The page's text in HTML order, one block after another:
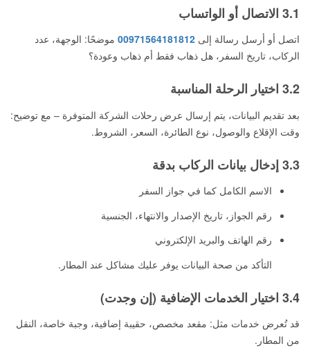
3.1 الاتصال أو الواتساب
اتصل أو أرسل رسالة إلى 00971564181812 موضحًا: الوجهة، عدد
الركاب، تاريخ السفر، هل ذهاب فقط أم ذهاب وعودة؟
3.2 اختيار الرحلة المناسبة
بعد تقديم البيانات، يتم إرسال عرض رحلات الشركة المتوفرة – مع توضيح:
وقت الإقلاع والوصول، نوع الطائرة، السعر، الشروط.
3.3 إدخال بيانات الركاب بدقة
الاسم الكامل كما في جواز السفر
رقم الجواز، تاريخ الإصدار والانتهاء، الجنسية
رقم الهاتف والبريد الإلكتروني
التأكد من صحة البيانات يوفر عليك مشاكل عند المطار.
3.4 اختيار الخدمات الإضافية (إن وجدت)
قد تُعرض خدمات مثل: مقعد مخصص، حقيبة إضافية، وجبة خاصة، النقل
من المطار.